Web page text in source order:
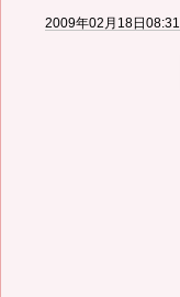
2009年02月18日08:31